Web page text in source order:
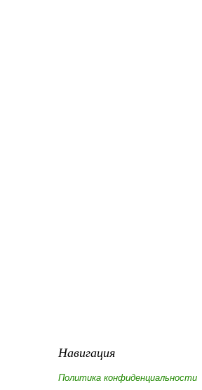
Навигация
Политика конфиденциальности